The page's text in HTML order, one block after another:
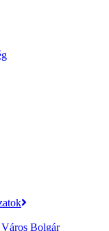
Bolgár